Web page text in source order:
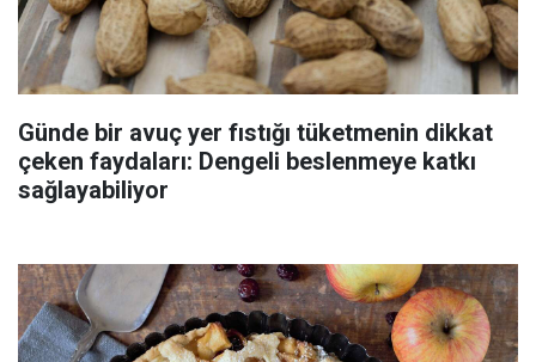
Günde bir avuç yer fıstığı tüketmenin dikkat
çeken faydaları: Dengeli beslenmeye katkı
sağlayabiliyor